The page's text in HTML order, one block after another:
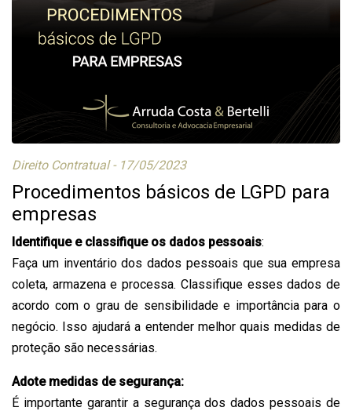
Direito Contratual - 17/05/2023
Procedimentos básicos de LGPD para
empresas
Identifique e classifique os dados pessoais:
Faça um inventário dos dados pessoais que sua empresa
coleta, armazena e processa. Classifique esses dados de
acordo com o grau de sensibilidade e importância para o
negócio. Isso ajudará a entender melhor quais medidas de
proteção são necessárias.
Adote medidas de segurança:
É importante garantir a segurança dos dados pessoais de